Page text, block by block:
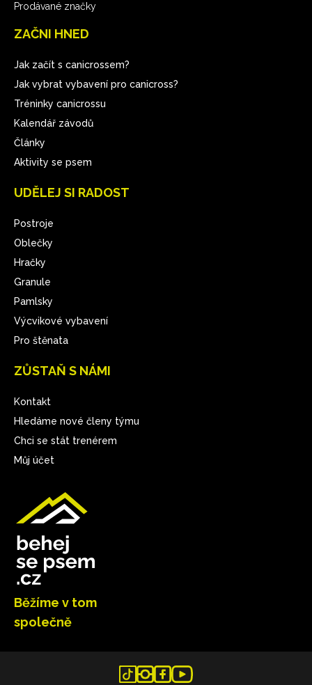
Běžíme v tom
společně
Prodávané značky
ZAČNI HNED
Jak začít s canicrossem?
Jak vybrat vybavení pro canicross?
Tréninky canicrossu
Kalendář závodů
Články
Aktivity se psem
UDĚLEJ SI RADOST
Postroje
Oblečky
Hračky
Granule
Pamlsky
Výcvikové vybavení
Pro štěnata
ZŮSTAŇ S NÁMI
Kontakt
Hledáme nové členy týmu
Chci se stát trenérem
Můj účet